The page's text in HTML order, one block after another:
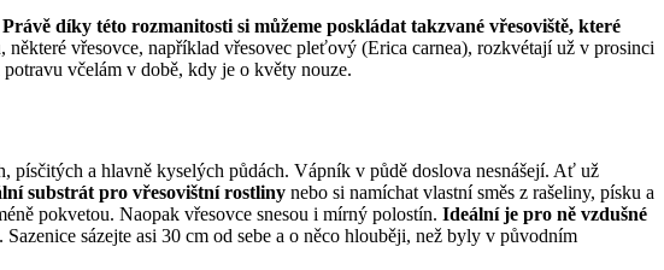
Právě díky této rozmanitosti si můžeme poskládat takzvané vřesoviště, které
vřesovce, například vřesovec pleťový (Erica carnea), rozkvétají už v prosinci
včelám v době, kdy je o květy nouze.
písčitých a hlavně kyselých půdách. Vápník v půdě doslova nesnášejí. Ať už
substrát pro vřesovištní rostliny nebo si namíchat vlastní směs z rašeliny, písku a
pokvetou. Naopak vřesovce snesou i mírný polostín. Ideální je pro ně vzdušné
sázejte asi 30 cm od sebe a o něco hlouběji, než byly v původním